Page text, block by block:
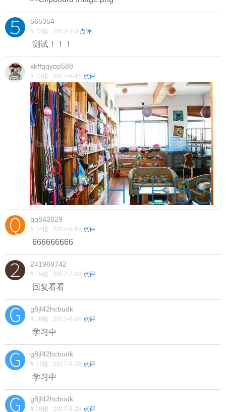
565354
# 12楼 2017-3-3 点评
测试！！！
xkffgqyop588
# 13楼 2017-5-15 点评
qq842629
# 14楼 2017-5-18 点评
666666666
241969742
# 15楼 2017-7-22 点评
回复看看
g8jf42hcbudk
# 16楼 2017-8-28 点评
学习中
g8jf42hcbudk
# 17楼 2017-8-28 点评
学习中
g8jf42hcbudk
# 18楼 2017-8-28 点评